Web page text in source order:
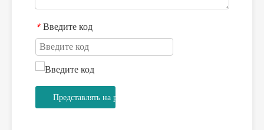
* Введите код
Представлять на рассмотрение